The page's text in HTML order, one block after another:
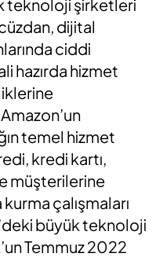
teknoloji şirketleri
dijital
ciddi
hazırda hizmet
temel hizmet
kredi kartı,
müşterilerine
çalışmaları
büyük teknoloji
Temmuz 2022